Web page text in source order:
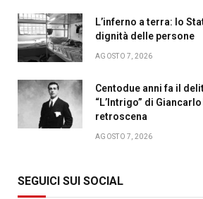
L’inferno a terra: lo
dignità delle persone
AGOSTO 7, 2026
Centodue anni fa il
“L’Intrigo” di
retroscena
AGOSTO 7, 2026
SEGUICI SUI SOCIAL